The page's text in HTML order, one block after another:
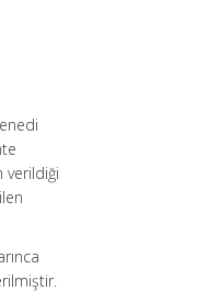
verildiği